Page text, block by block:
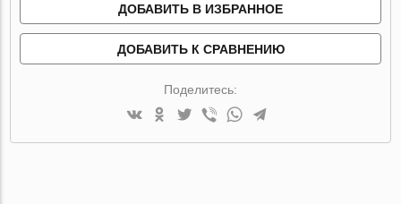
ДОБАВИТЬ В ИЗБРАННОЕ
ДОБАВИТЬ К СРАВНЕНИЮ
Поделитесь: